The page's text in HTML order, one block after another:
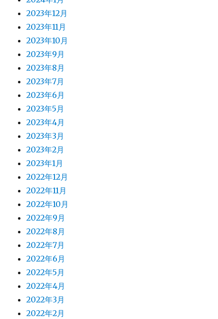
2023年12月
2023年11月
2023年10月
2023年9月
2023年8月
2023年7月
2023年6月
2023年5月
2023年4月
2023年3月
2023年2月
2023年1月
2022年12月
2022年11月
2022年10月
2022年9月
2022年8月
2022年7月
2022年6月
2022年5月
2022年4月
2022年3月
2022年2月